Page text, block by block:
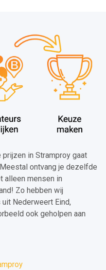
in Stramproy gaat
ontvang je dezelfde
alleen mensen in
Zo hebben wij
Nederweert Eind,
ook geholpen aan